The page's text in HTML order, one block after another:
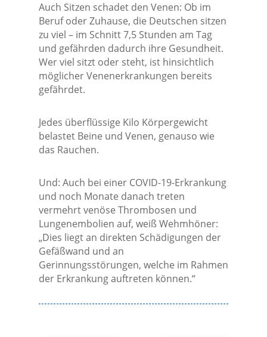
Auch Sitzen schadet den Venen: Ob im
Beruf oder Zuhause, die Deutschen sitzen
zu viel – im Schnitt 7,5 Stunden am Tag
und gefährden dadurch ihre Gesundheit.
Wer viel sitzt oder steht, ist hinsichtlich
möglicher Venenerkrankungen bereits
gefährdet.
Jedes überflüssige Kilo Körpergewicht
belastet Beine und Venen, genauso wie
das Rauchen.
Und: Auch bei einer COVID-19-Erkrankung
und noch Monate danach treten
vermehrt venöse Thrombosen und
Lungenembolien auf, weiß Wehmhöner:
„Dies liegt an direkten Schädigungen der
Gefäßwand und an
Gerinnungsstörungen, welche im Rahmen
der Erkrankung auftreten können.“